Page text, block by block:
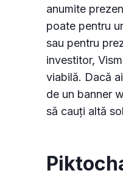
anumite
poate pentru
sau pentru
investitor,
viabilă. Dacă
de un banner
să cauți altă